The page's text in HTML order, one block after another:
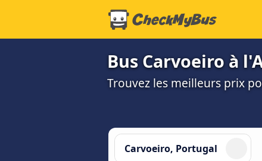
Bus Carvoeiro à
Trouvez les meilleurs prix